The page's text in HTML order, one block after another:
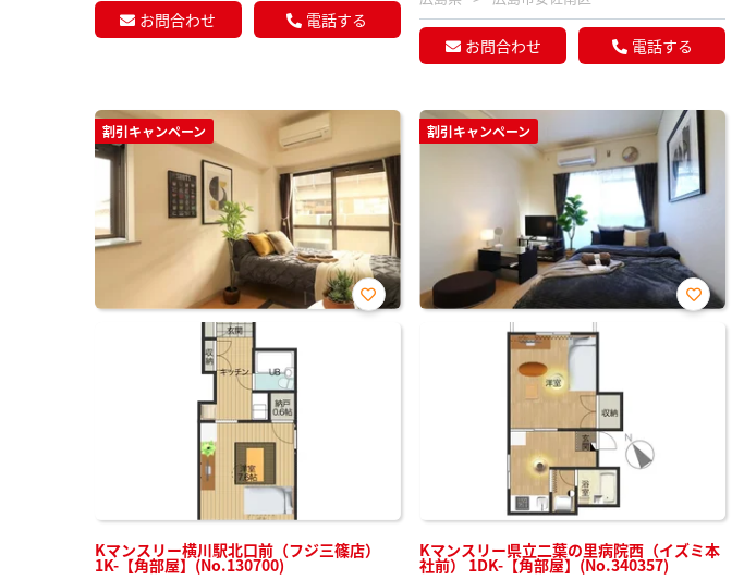
お問合わせ 電話する
お問合わせ 電話する
割引キャンペーン
Kマンスリー横川駅北口前（フジ三篠店）
1K-【角部屋】(No.130700)
お気
割引キャンペーン
Kマンスリー県立二葉の里病院西（イズミ本
社前） 1DK-【角部屋】(No.340357)
お気